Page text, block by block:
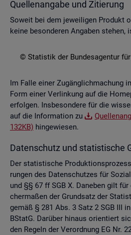
Quel­len­an­ga­be und Zi­tie­rung
So­weit bei dem je­wei­li­gen Pro­dukt
keine be­son­de­ren An­ga­ben ste­hen,
© Sta­tis­tik der Bun­des­agen­tur
Im Falle einer Zu­gäng­lich­ma­chung
Form einer Ver­lin­kung auf die
er­fol­gen. Ins­be­son­de­re für die
auf die In­for­ma­ti­on zu
132KB) hin­ge­wie­sen.
Da­ten­schutz und sta­tis­ti­sche
Der sta­tis­ti­sche
run­gen des Da­ten­schut­zes für
und §§ 67 ff SGB X. Da­ne­ben gilt
cher­ma­ßen der Grund­satz der
gemäß § 281 Abs. 3 Satz 2 SGB III
BStatG. Dar­über hin­aus ori­en­tiert
den Re­geln der Ver­ord­nung EG Nr.